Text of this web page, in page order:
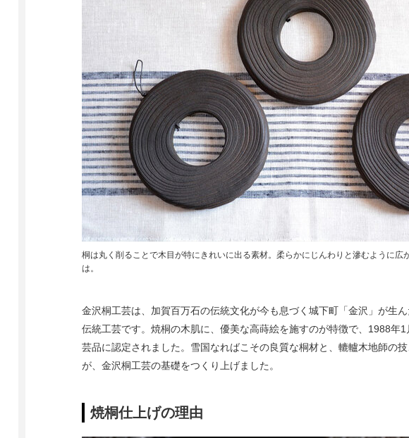
桐は丸く削ることで木目が特にきれいに出る素材。柔らかにじんわりと滲むように広
は。
金沢桐工芸は、加賀百万石の伝統文化が今も息づく城下町「金沢」が生
伝統工芸です。焼桐の木肌に、優美な高蒔絵を施すのが特徴で、1988年
芸品に認定されました。雪国なればこその良質な桐材と、轆轤木地師の
が、金沢桐工芸の基礎をつくり上げました。
焼桐仕上げの理由